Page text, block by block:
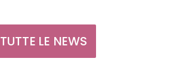
TUTTE LE NEWS